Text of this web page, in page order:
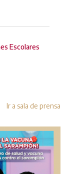
Escolares
Ir a sala de prensa